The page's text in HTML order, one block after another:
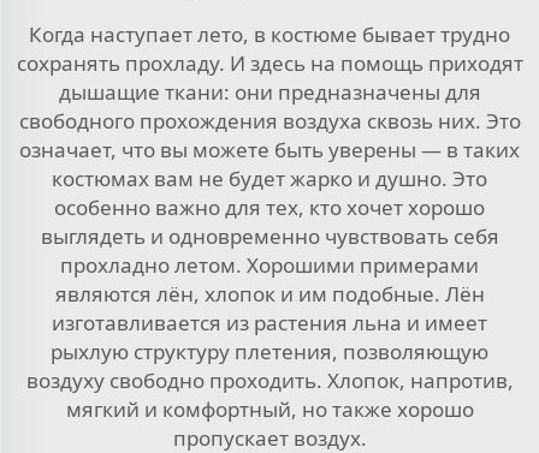
Когда наступает лето, в костюме бывает трудно
сохранять прохладу. И здесь на помощь приходят
дышащие ткани: они предназначены для
свободного прохождения воздуха сквозь них. Это
означает, что вы можете быть уверены — в таких
костюмах вам не будет жарко и душно. Это
особенно важно для тех, кто хочет хорошо
выглядеть и одновременно чувствовать себя
прохладно летом. Хорошими примерами
являются лён, хлопок и им подобные. Лён
изготавливается из растения льна и имеет
рыхлую структуру плетения, позволяющую
воздуху свободно проходить. Хлопок, напротив,
мягкий и комфортный, но также хорошо
пропускает воздух.